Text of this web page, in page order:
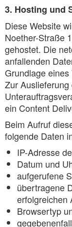
3. Hosting und
Diese Website
Noether-Straße
gehostet. Die
anfallenden
Grundlage
Zur
ein Content
Beim Aufruf
folgende Daten
IP-Adresse
Datum und
aufgerufene
übertragene
erfolgreichen
Browsertyp